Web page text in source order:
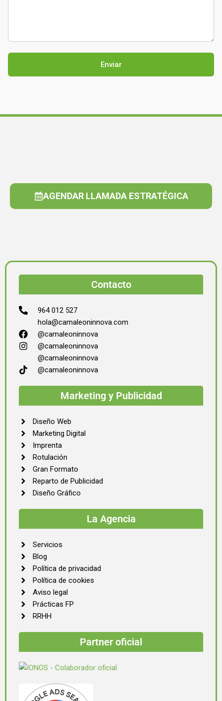
AGENDAR LLAMADA ESTRATÉGICA
Contacto
964 012 527
hola@camaleoninnova.com
@camaleoninnova
@camaleoninnova
@camaleoninnova
@camaleoninnova
Marketing y Publicidad
Diseño Web
Marketing Digital
Imprenta
Rotulación
Gran Formato
Reparto de Publicidad
Diseño Gráfico
La Agencia
Servicios
Blog
Política de privacidad
Política de cookies
Aviso legal
Prácticas FP
RRHH
Partner oficial